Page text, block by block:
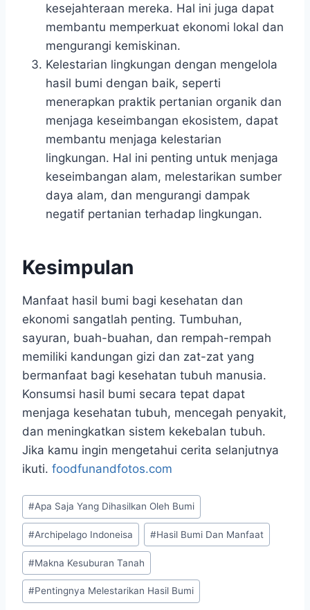
kesejahteraan mereka. Hal ini juga dapat
membantu memperkuat ekonomi lokal dan
mengurangi kemiskinan.
Kelestarian lingkungan dengan mengelola
hasil bumi dengan baik, seperti
menerapkan praktik pertanian organik dan
menjaga keseimbangan ekosistem, dapat
membantu menjaga kelestarian
lingkungan. Hal ini penting untuk menjaga
keseimbangan alam, melestarikan sumber
daya alam, dan mengurangi dampak
negatif pertanian terhadap lingkungan.
Kesimpulan
Manfaat hasil bumi bagi kesehatan dan
ekonomi sangatlah penting. Tumbuhan,
sayuran, buah-buahan, dan rempah-rempah
memiliki kandungan gizi dan zat-zat yang
bermanfaat bagi kesehatan tubuh manusia.
Konsumsi hasil bumi secara tepat dapat
menjaga kesehatan tubuh, mencegah penyakit,
dan meningkatkan sistem kekebalan tubuh.
Jika kamu ingin mengetahui cerita selanjutnya
ikuti. foodfunandfotos.com
Post
Tags:
#Apa Saja Yang Dihasilkan Oleh Bumi
#Archipelago Indoneisa #Hasil Bumi Dan Manfaat
#Makna Kesuburan Tanah
#Pentingnya Melestarikan Hasil Bumi